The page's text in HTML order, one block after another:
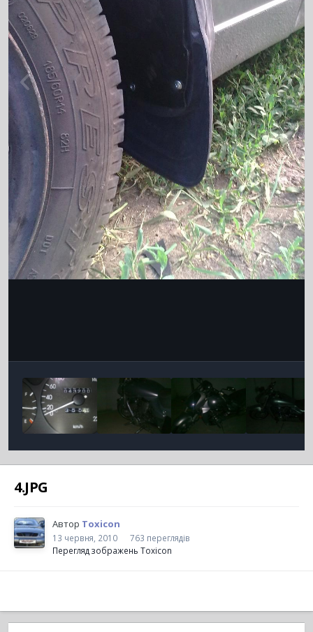
4.JPG
Автор Toxicon
13 червня, 2010
763 переглядів
Перегляд зображень Toxicon